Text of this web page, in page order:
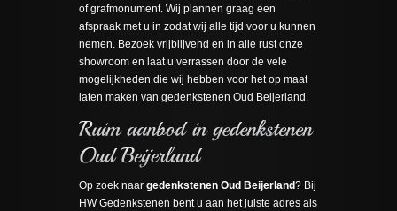
of grafmonument. Wij plannen graag een
afspraak met u in zodat wij alle tijd voor u kunnen
nemen. Bezoek vrijblijvend en in alle rust onze
showroom en laat u verrassen door de vele
mogelijkheden die wij hebben voor het op maat
laten maken van gedenkstenen Oud Beijerland.
Op zoek naar gedenkstenen Oud Beijerland? Bij
HW Gedenkstenen bent u aan het juiste adres als